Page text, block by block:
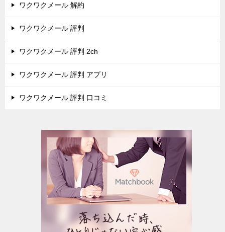
ワクワクメール 解約
ワクワクメール 評判
ワクワクメール 評判 2ch
ワクワクメール 評判 アプリ
ワクワクメール 評判 口コミ